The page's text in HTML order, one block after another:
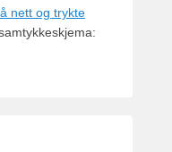
nett og trykte